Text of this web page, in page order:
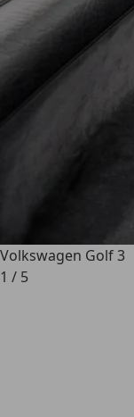
Volkswagen Golf 3
1 / 5